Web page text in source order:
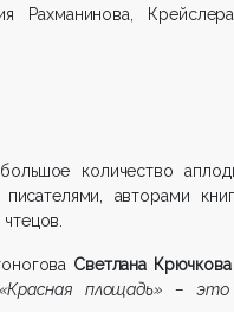
количество
авторами
Светлана Крючкова
площадь» – это